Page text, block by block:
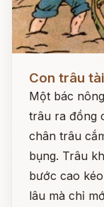
Con trâu
Một bác
trâu ra đồng
chân trâu
bụng. Trâu
bước cao
lâu mà chỉ